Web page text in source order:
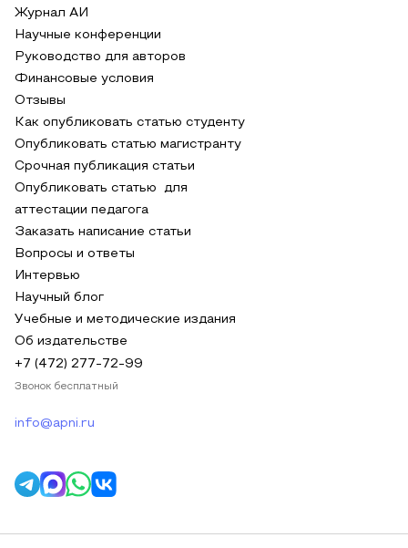
Журнал АИ
Научные конференции
Руководство для авторов
Финансовые условия
Отзывы
Как опубликовать статью студенту
Опубликовать статью магистранту
Срочная публикация статьи
Опубликовать статью для
аттестации педагога
Заказать написание статьи
Вопросы и ответы
Интервью
Научный блог
Учебные и методические издания
Об издательстве
+7 (472) 277-72-99
Звонок бесплатный
info@apni.ru